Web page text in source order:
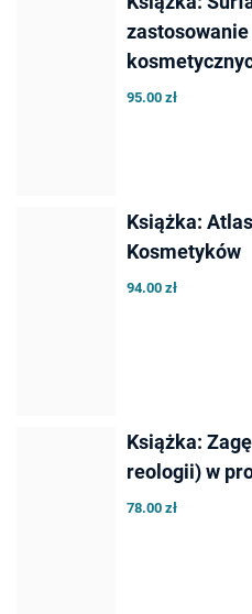
95.00 zł
Książka:
Kosmetyków
94.00 zł
Książka:
reologii) w
78.00 zł